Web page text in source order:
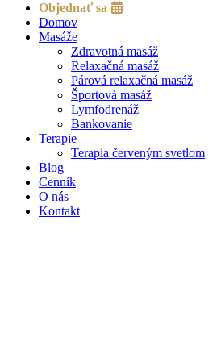
Objednať sa
Domov
Masáže
Zdravotná masáž
Relaxačná masáž
Párová relaxačná masáž
Športová masáž
Lymfodrenáž
Bankovanie
Terapie
Terapia červeným svetlom
Blog
Cenník
O nás
Kontakt